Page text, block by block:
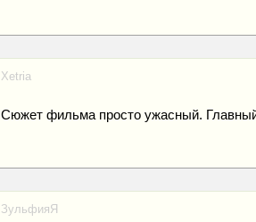
Xetria
Сюжет фильма просто ужасный.
ЗульфияЯ